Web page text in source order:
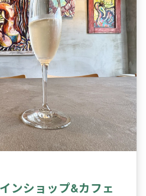
ンショップ&カフェ